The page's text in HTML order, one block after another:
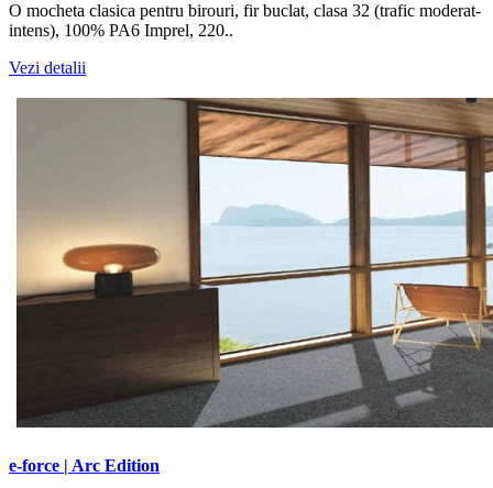
O mocheta clasica pentru birouri, fir buclat, clasa 32 (trafic moderat-
intens), 100% PA6 Imprel, 220..
Vezi detalii
e-force | Arc Edition